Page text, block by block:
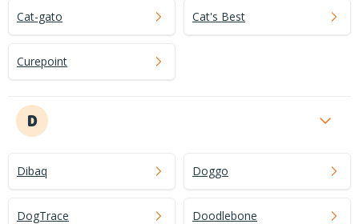
Cat-gato Cat's Best
Curepoint
D
Dibaq Doggo
DogTrace Doodlebone